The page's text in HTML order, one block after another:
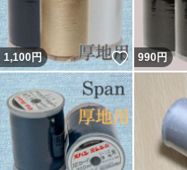
1,100円 いいね！
990円